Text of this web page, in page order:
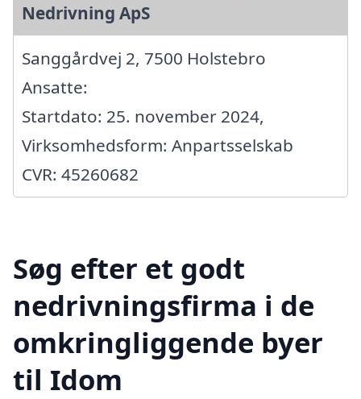
Nedrivning ApS
Sanggårdvej 2, 7500 Holstebro
Ansatte:
Startdato: 25. november 2024,
Virksomhedsform: Anpartsselskab
CVR: 45260682
Søg efter et godt
nedrivningsfirma i de
omkringliggende byer
til Idom